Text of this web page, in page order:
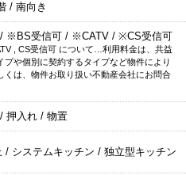
/ 南向き
/ ※BS受信可 / ※CATV / ※CS受信可
, CS受信可 について…利用料金は、共益
プや個別に契約するタイプなど物件により
くは、物件お取り扱い不動産会社にお問合
押入れ / 物置
/ システムキッチン / 独立型キッチン